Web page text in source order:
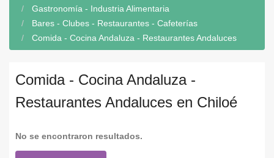
Gastronomía - Industria Alimentaria
Bares - Clubes - Restaurantes - Cafeterías
Comida - Cocina Andaluza - Restaurantes Andaluces
Comida - Cocina Andaluza -
Restaurantes Andaluces en Chiloé
No se encontraron resultados.